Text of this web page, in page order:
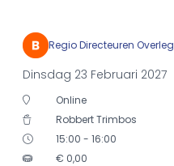
Regio Directeuren Overleg
Dinsdag 23 Februari 2027
Online
Robbert Trimbos
15:00 - 16:00
€ 0,00